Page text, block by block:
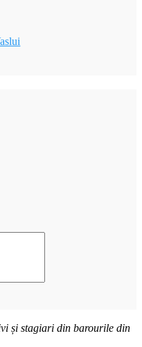
și stagiari din barourile din